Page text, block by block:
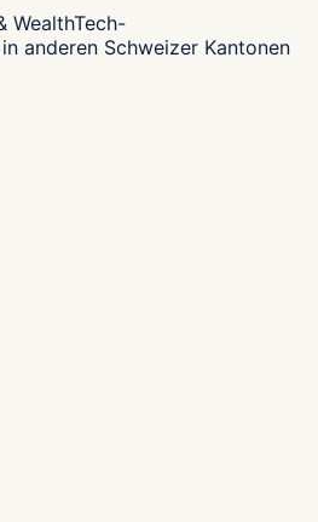
WealthTech-
anderen Schweizer Kantonen